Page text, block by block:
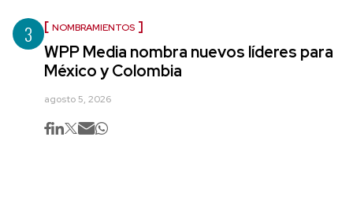
3 NOMBRAMIENTOS
WPP Media nombra nuevos líderes para
México y Colombia
agosto 5, 2026